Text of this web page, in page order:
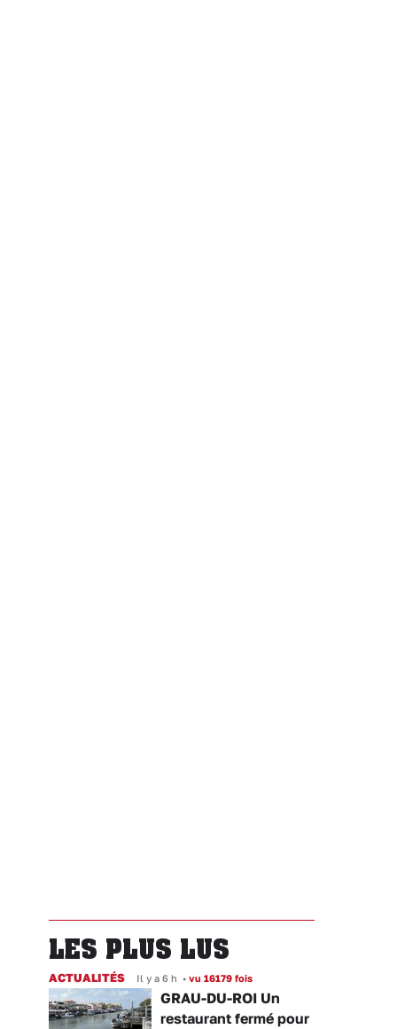
LES PLUS LUS
ACTUALITÉS Il y a 6 h • vu 16179 fois
GRAU-DU-ROI Un
restaurant fermé pour